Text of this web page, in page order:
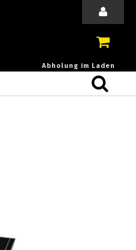
Abholung im Laden